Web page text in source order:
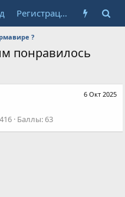
Регистрация
?
понравилось
6 Окт 2025
416 Баллы 63